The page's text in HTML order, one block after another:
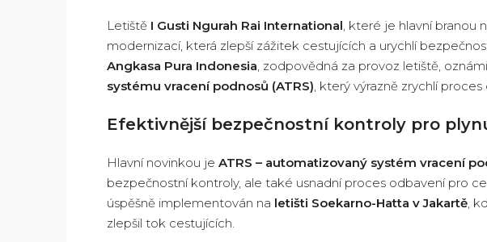
Letiště I Gusti Ngurah Rai International , které je hlavní branou
modernizací, která zlepší zážitek cestujících a urychlí
Angkasa Pura Indonesia , zodpovědná za provoz letiště,
systému vracení podnosů (ATRS) , který výrazně zrychlí
Efektivnější bezpečnostní kontroly pro
Hlavní novinkou je ATRS – automatizovaný systém vracení
bezpečnostní kontroly, ale také usnadní proces odbavení pro
úspěšně implementován na letišti Soekarno-Hatta v Jakartě ,
zlepšil tok cestujících.